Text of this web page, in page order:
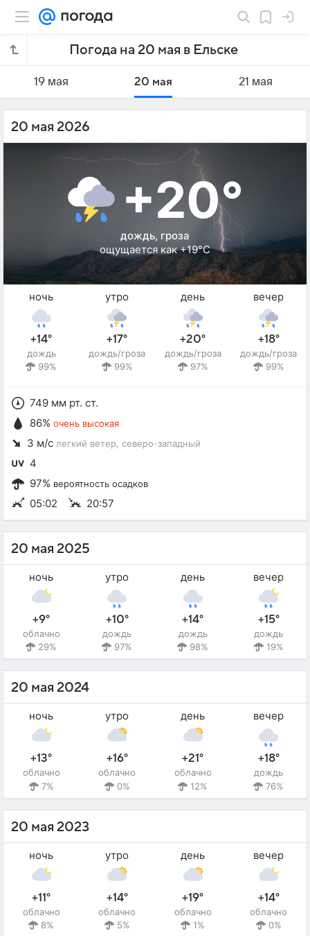
Погода на 20 мая в Ельске
19 мая 20 мая 21 мая
20 мая 2026
+20°
дождь, гроза
ощущается как +19°C
ночь
+14°
дождь
99%
утро
+17°
дождь/гроза
99%
день
+20°
дождь/гроза
97%
вечер
+18°
дождь/гроза
99%
749 мм рт. ст.
86% очень высокая
3 м/с легкий ветер , северо-западный
4
97% вероятность осадков
05:02 20:57
20 мая 2025
ночь
+9°
облачно
29%
утро
+10°
дождь
97%
день
+14°
дождь
98%
вечер
+15°
дождь
19%
20 мая 2024
ночь
+13°
облачно
7%
утро
+16°
облачно
0%
день
+21°
облачно
12%
вечер
+18°
дождь
76%
20 мая 2023
ночь
+11°
облачно
8%
утро
+14°
облачно
5%
день
+19°
облачно
1%
вечер
+14°
облачно
0%